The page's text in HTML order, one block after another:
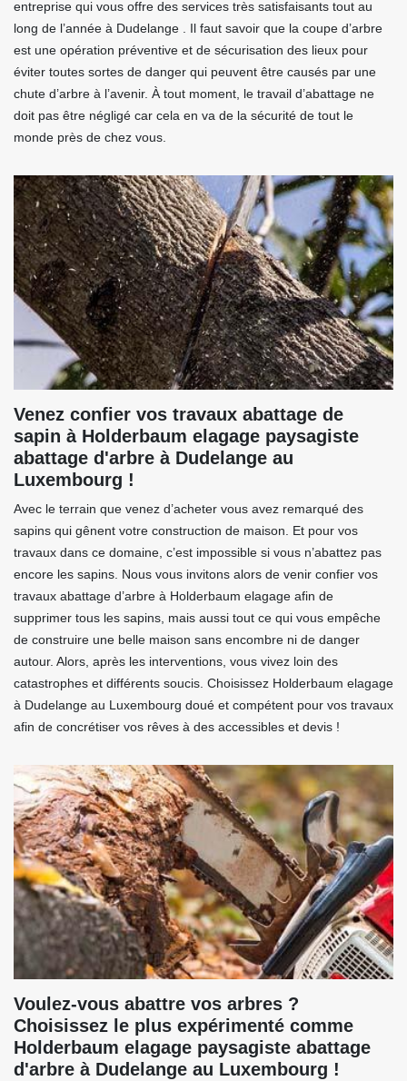
entreprise qui vous offre des services très satisfaisants tout au
long de l’année à Dudelange . Il faut savoir que la coupe d’arbre
est une opération préventive et de sécurisation des lieux pour
éviter toutes sortes de danger qui peuvent être causés par une
chute d’arbre à l’avenir. À tout moment, le travail d’abattage ne
doit pas être négligé car cela en va de la sécurité de tout le
monde près de chez vous.
Venez confier vos travaux abattage de
sapin à Holderbaum elagage paysagiste
abattage d'arbre à Dudelange au
Luxembourg !
Avec le terrain que venez d’acheter vous avez remarqué des
sapins qui gênent votre construction de maison. Et pour vos
travaux dans ce domaine, c’est impossible si vous n’abattez pas
encore les sapins. Nous vous invitons alors de venir confier vos
travaux abattage d’arbre à Holderbaum elagage afin de
supprimer tous les sapins, mais aussi tout ce qui vous empêche
de construire une belle maison sans encombre ni de danger
autour. Alors, après les interventions, vous vivez loin des
catastrophes et différents soucis. Choisissez Holderbaum elagage
à Dudelange au Luxembourg doué et compétent pour vos travaux
afin de concrétiser vos rêves à des accessibles et devis !
Voulez-vous abattre vos arbres ?
Choisissez le plus expérimenté comme
Holderbaum elagage paysagiste abattage
d'arbre à Dudelange au Luxembourg !